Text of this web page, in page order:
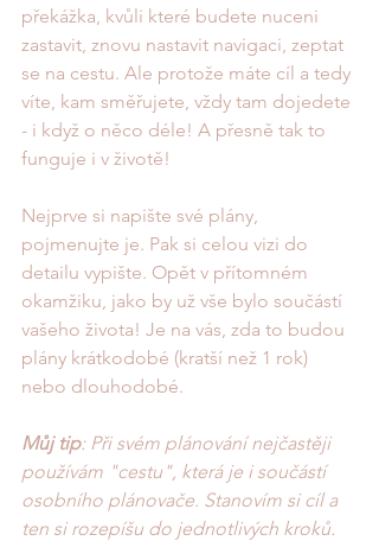
překážka, kvůli které budete nuceni
zastavit, znovu nastavit navigaci, zeptat
se na cestu. Ale protože máte cíl a tedy
víte, kam směřujete, vždy tam dojedete
- i když o něco déle! A přesně tak to
funguje i v životě!
Nejprve si napište své plány,
pojmenujte je. Pak si celou vizi do
detailu vypište. Opět v přítomném
okamžiku, jako by už vše bylo součástí
vašeho života! Je na vás, zda to budou
plány krátkodobé (kratší než 1 rok)
nebo dlouhodobé.
Můj tip: Při svém plánování nejčastěji
používám "cestu", která je i součástí
osobního plánovače. Stanovím si cíl a
ten si rozepíšu do jednotlivých kroků.